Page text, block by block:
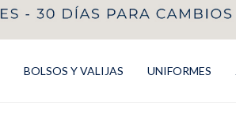
BOLSOS Y VALIJAS UNIFORMES